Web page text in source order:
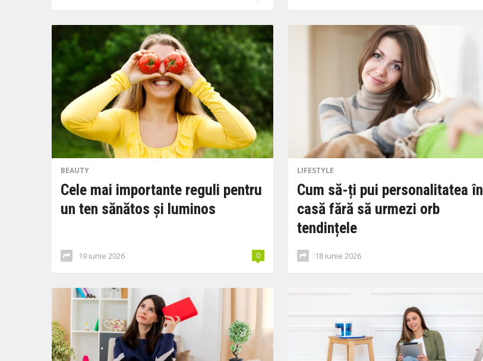
BEAUTY
Cele mai importante reguli pentru
un ten sănătos și luminos
19 iunie 2026 0
LIFESTYLE
Cum să-ți pui personalitatea în
casă fără să urmezi orb
tendințele
18 iunie 2026